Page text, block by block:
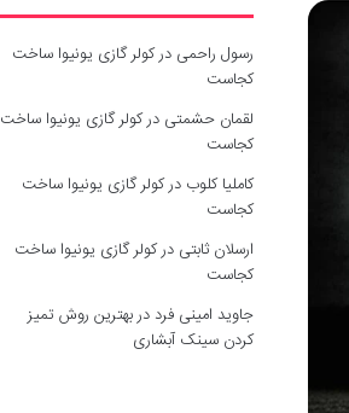
رسول راحمی درکولر گازی یونیوا ساخت
کجاست
لقمان حشمتی درکولر گازی یونیوا ساخت
کجاست
کاملیا کلوب درکولر گازی یونیوا ساخت
کجاست
ارسلان ثابتی درکولر گازی یونیوا ساخت
کجاست
جاوید امینی فرد دربهترین روش تمیز
کردن سینک آبشاری